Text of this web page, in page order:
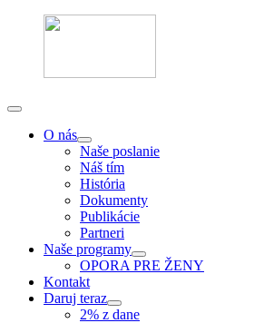
O nás
Naše poslanie
Náš tím
História
Dokumenty
Publikácie
Partneri
Naše programy
OPORA PRE ŽENY
Kontakt
Daruj teraz
2% z dane